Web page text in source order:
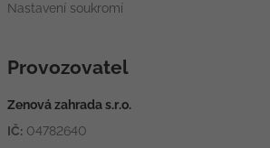
Nastavení soukromí
Provozovatel
Zenová zahrada s.r.o.
IČ: 04782640